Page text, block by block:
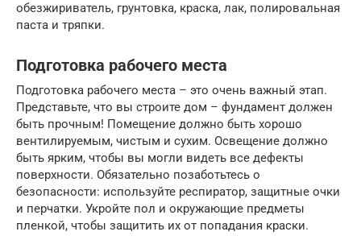
обезжириватель, грунтовка, краска, лак, полировальная
паста и тряпки.
Подготовка рабочего места
Подготовка рабочего места – это очень важный этап.
Представьте, что вы строите дом – фундамент должен
быть прочным! Помещение должно быть хорошо
вентилируемым, чистым и сухим. Освещение должно
быть ярким, чтобы вы могли видеть все дефекты
поверхности. Обязательно позаботьтесь о
безопасности: используйте респиратор, защитные очки
и перчатки. Укройте пол и окружающие предметы
пленкой, чтобы защитить их от попадания краски.